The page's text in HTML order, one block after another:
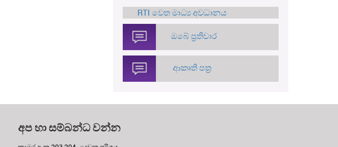
RTI වෙත මාධ්‍ය අවධානය
ඔබේ ප්‍රතිචාර
ආකෘති පත්‍ර
අප හා සම්බන්ධ වන්න